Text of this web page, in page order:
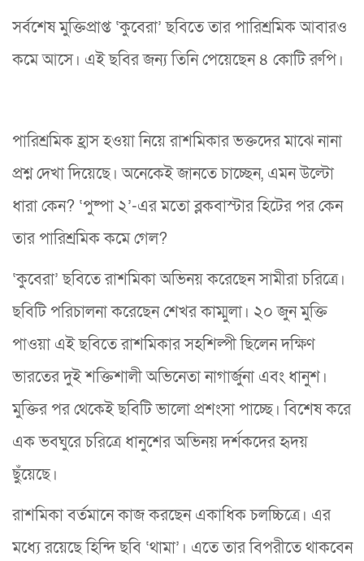
সর্বশেষ মুক্তিপ্রাপ্ত ‘কুবেরা’ ছবিতে তার পারিশ্রমিক আবারও
কমে আসে। এই ছবির জন্য তিনি পেয়েছেন ৪ কোটি রুপি।
পারিশ্রমিক হ্রাস হওয়া নিয়ে রাশমিকার ভক্তদের মাঝে নানা
প্রশ্ন দেখা দিয়েছে। অনেকেই জানতে চাচ্ছেন, এমন উল্টো
ধারা কেন? ‘পুষ্পা ২’-এর মতো ব্লকবাস্টার হিটের পর কেন
তার পারিশ্রমিক কমে গেল?
‘কুবেরা’ ছবিতে রাশমিকা অভিনয় করেছেন সামীরা চরিত্রে।
ছবিটি পরিচালনা করেছেন শেখর কাম্মুলা। ২০ জুন মুক্তি
পাওয়া এই ছবিতে রাশমিকার সহশিল্পী ছিলেন দক্ষিণ
ভারতের দুই শক্তিশালী অভিনেতা নাগার্জুনা এবং ধানুশ।
মুক্তির পর থেকেই ছবিটি ভালো প্রশংসা পাচ্ছে। বিশেষ করে
এক ভবঘুরে চরিত্রে ধানুশের অভিনয় দর্শকদের হৃদয়
ছুঁয়েছে।
রাশমিকা বর্তমানে কাজ করছেন একাধিক চলচ্চিত্রে। এর
মধ্যে রয়েছে হিন্দি ছবি ‘থামা’। এতে তার বিপরীতে থাকবেন